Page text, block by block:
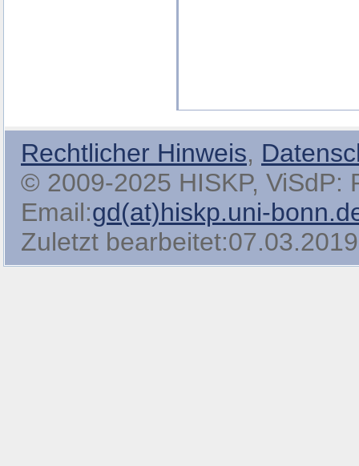
Rechtlicher Hinweis,
© 2009-2025 HISKP, ViSdP:
Email:gd(at)hiskp.uni-
Zuletzt